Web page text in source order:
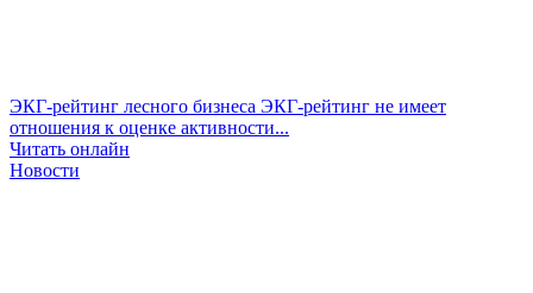
ЭКГ-рейтинг лесного бизнеса ЭКГ-рейтинг не имеет
отношения к оценке активности...
Читать онлайн
Новости